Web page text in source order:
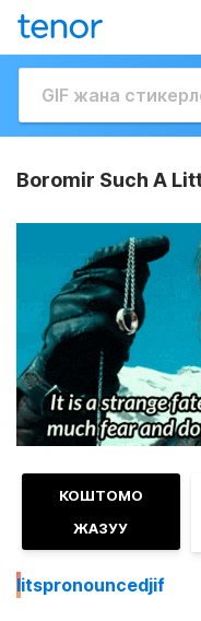
Boromir Such A
КОШТОМО
ЖАЗУУ
Iitspronouncedjif